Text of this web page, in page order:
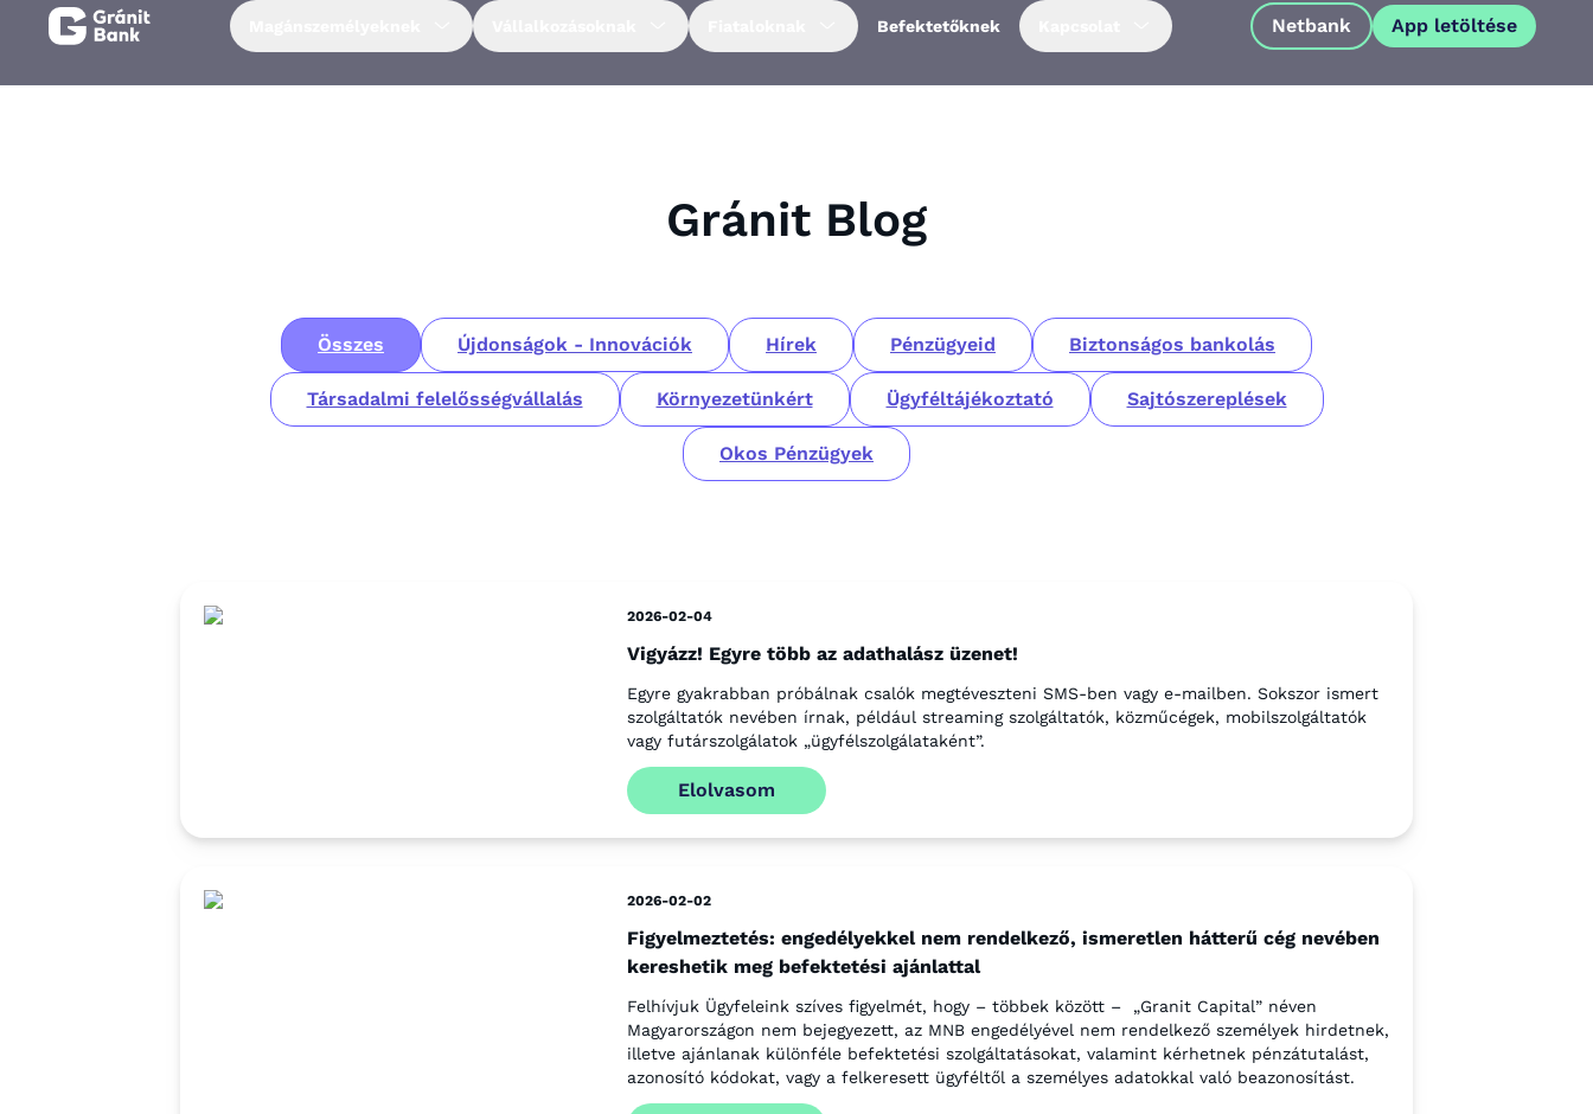
Befektetőknek Netbank App letöltése
Gránit Blog
Összes Újdonságok - Innovációk Hírek Pénzügyeid Biztonságos bankolás
Társadalmi felelősségvállalás Környezetünkért Ügyféltájékoztató Sajtószereplések
Okos Pénzügyek
2026-02-04
Vigyázz! Egyre több az adathalász üzenet!
Egyre gyakrabban próbálnak csalók megtéveszteni SMS-ben vagy e-mailben. Sokszor ismert
szolgáltatók nevében írnak, például streaming szolgáltatók, közműcégek, mobilszolgáltatók
vagy futárszolgálatok „ügyfélszolgálataként”.
Elolvasom
2026-02-02
Figyelmeztetés: engedélyekkel nem rendelkező, ismeretlen hátterű cég nevében
kereshetik meg befektetési ajánlattal
Felhívjuk Ügyfeleink szíves figyelmét, hogy – többek között – „Granit Capital” néven
Magyarországon nem bejegyezett, az MNB engedélyével nem rendelkező személyek hirdetnek,
illetve ajánlanak különféle befektetési szolgáltatásokat, valamint kérhetnek pénzátutalást,
azonosító kódokat, vagy a felkeresett ügyféltől a személyes adatokkal való beazonosítást.